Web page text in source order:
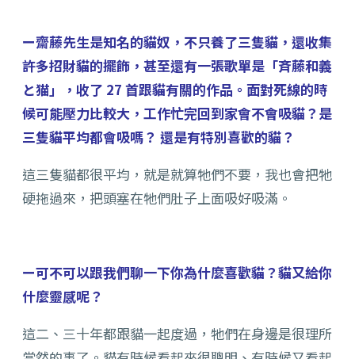
ー齋藤先生是知名的貓奴，不只養了三隻貓，還收集
許多招財貓的擺飾，甚至還有一張歌單是「斉藤和義
と猫」，收了 27 首跟貓有關的作品。面對死線的時
候可能壓力比較大，工作忙完回到家會不會吸貓？是
三隻貓平均都會吸嗎？ 還是有特別喜歡的貓？
這三隻貓都很平均，就是就算牠們不要，我也會把牠
硬拖過來，把頭塞在牠們肚子上面吸好吸滿。
ー可不可以跟我們聊一下你為什麼喜歡貓？貓又給你
什麼靈感呢？
這二、三十年都跟貓一起度過，牠們在身邊是很理所